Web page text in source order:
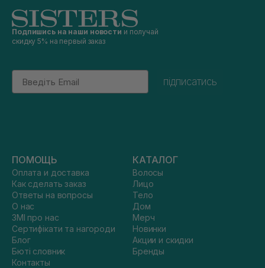
Подпишись на наши новости и получай
скидку 5% на первый заказ
Email
підписатись
ПОМОЩЬ
Оплата и доставка
Как сделать заказ
Ответы на вопросы
О нас
ЗМІ про нас
Сертифікати та нагороди
Блог
Бюті словник
Контакты
КАТАЛОГ
Волосы
Лицо
Тело
Дом
Мерч
Новинки
Акции и скидки
Бренды